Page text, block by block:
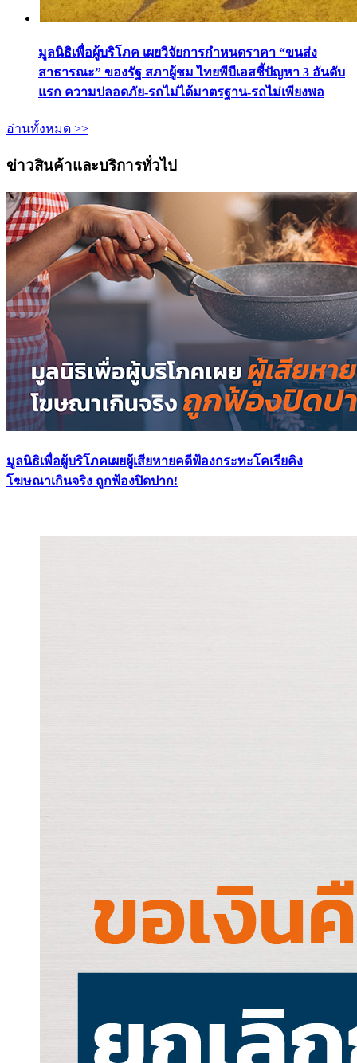
มูลนิธิเพื่อผู้บริโภค เผยวิจัยการกำหนดราคา “ขนส่ง
สาธารณะ” ของรัฐ สภาผู้ชม ไทยพีบีเอสชี้ปัญหา 3 อันดับ
แรก ความปลอดภัย-รถไม่ได้มาตรฐาน-รถไม่เพียงพอ
อ่านทั้งหมด >>
ข่าวสินค้าและบริการทั่วไป
มูลนิธิเพื่อผู้บริโภคเผยผู้เสียหายคดีฟ้องกระทะโคเรียคิง
โฆษณาเกินจริง ถูกฟ้องปิดปาก!